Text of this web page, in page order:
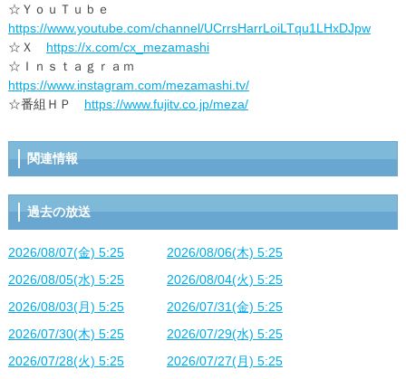
☆ＹｏｕＴｕｂｅ
https://www.youtube.com/channel/UCrrsHarrLoiLTqu1LHxDJpw
☆Ｘ https://x.com/cx_mezamashi
☆Ｉｎｓｔａｇｒａｍ
https://www.instagram.com/mezamashi.tv/
☆番組ＨＰ https://www.fujitv.co.jp/meza/
関連情報
過去の放送
2026/08/07(金) 5:25
2026/08/06(木) 5:25
2026/08/05(水) 5:25
2026/08/04(火) 5:25
2026/08/03(月) 5:25
2026/07/31(金) 5:25
2026/07/30(木) 5:25
2026/07/29(水) 5:25
2026/07/28(火) 5:25
2026/07/27(月) 5:25